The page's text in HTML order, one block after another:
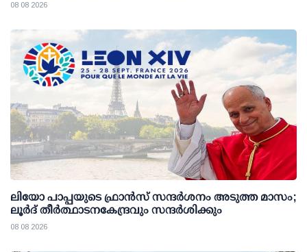
08 08 2026
ലിയോ പാപ്പയുടെ ഫ്രാൻസ് സന്ദർശനം അടുത്ത മാസം;
ലൂർദ് തീർത്ഥാടനകേന്ദ്രവും സന്ദർശിക്കും
08 08 2026